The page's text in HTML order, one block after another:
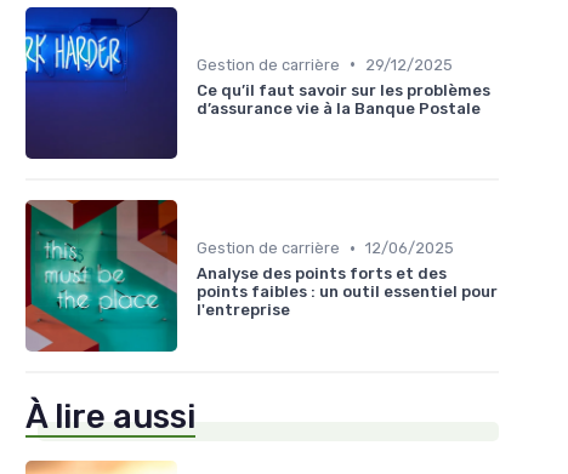
Gestion de carrière •
29/12/2025
Ce qu’il faut savoir sur les problèmes
d’assurance vie à la Banque Postale
Gestion de carrière • 12/06/2025
Analyse des points forts et des
points faibles : un outil essentiel pour
l'entreprise
À lire aussi